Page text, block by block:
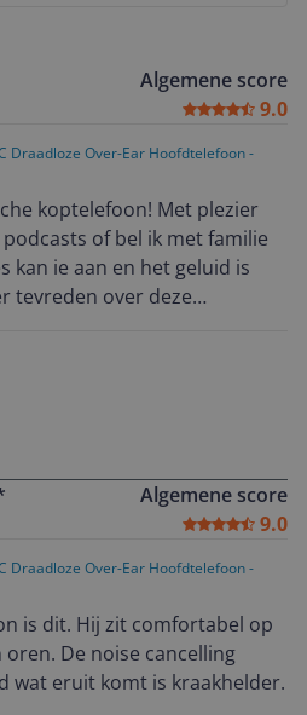
Algemene score
9.0
Draadloze Over-Ear Hoofdtelefoon -
koptelefoon! Met plezier
of bel ik met familie
kan ie aan en het geluid is
tevreden over deze
Algemene score
9.0
Draadloze Over-Ear Hoofdtelefoon -
is dit. Hij zit comfortabel op
De noise cancelling
wat eruit komt is kraakhelder.